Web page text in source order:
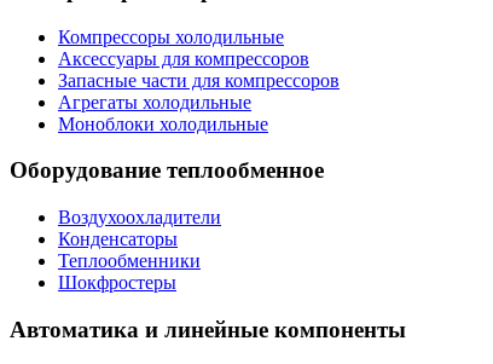
Компрессоры холодильные
Аксессуары для компрессоров
Запасные части для компрессоров
Агрегаты холодильные
Моноблоки холодильные
Оборудование теплообменное
Воздухоохладители
Конденсаторы
Теплообменники
Шокфростеры
Автоматика и линейные компоненты